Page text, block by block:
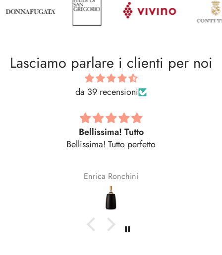
Lasciamo parlare i clienti per noi
da 39 recensioni
Bellissima! Tutto
Bellissima! Tutto perfetto
Enrica Ronchini